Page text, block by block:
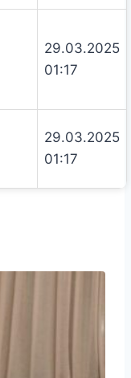
29.03.2025
01:17
29.03.2025
01:17